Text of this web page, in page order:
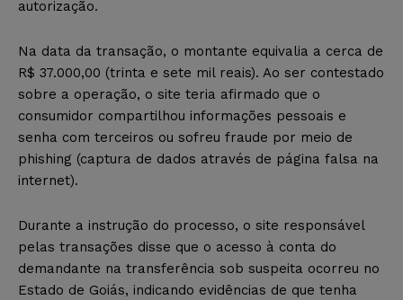
autorização.
Na data da transação, o montante equivalia a cerca de
R$ 37.000,00 (trinta e sete mil reais). Ao ser contestado
sobre a operação, o site teria afirmado que o
consumidor compartilhou informações pessoais e
senha com terceiros ou sofreu fraude por meio de
phishing (captura de dados através de página falsa na
internet).
Durante a instrução do processo, o site responsável
pelas transações disse que o acesso à conta do
demandante na transferência sob suspeita ocorreu no
Estado de Goiás, indicando evidências de que tenha